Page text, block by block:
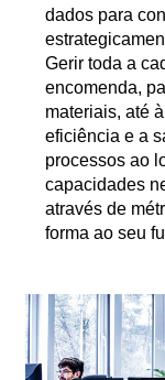
dados para
Gerir toda a
encomenda,
materiais, até
eficiência e a
processos ao
capacidades
através de
forma ao seu